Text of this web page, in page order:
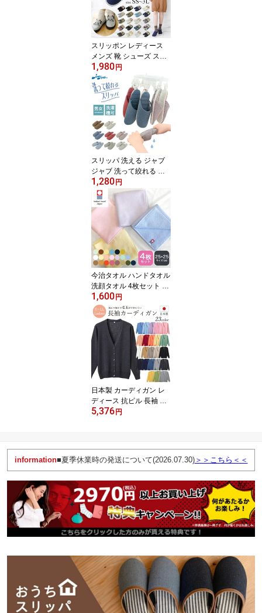
イレ スリッパ つっかけ
国産 旅館 ギフト 和 大分
産日田杉を使用した素焼
き下駄【送料無料】
スリッポン レディース
メンズ 靴 シューズ スニ
ーカー 無地 柄 猫 ネコ カ
ジュアル キャンバス ス
リッポン (ym-SPNm) SS
LL 3L 帆布 白 ねこ モチ
ーフ 小さい 大きいサイ
ズ 通勤 通学 運動靴 痛く
ない シンプル 可愛い お
しゃれ [宅配B]【送料無
料】
1,980円
スリッパ 洗える ジャブ
ジャブ 洗って絞れる 洗
濯機で洗える レディース
メンズ 来客用 ルームス
リッパ JyabJyab 部屋履
き 避難所スリッパ 防災
スリッパ 在宅勤務 お洒
落 ソフトスリッパ 洗っ
てそのまま絞って干せる
スリッパ(ok-jj0903) 【メ
ール便送料無料】
1,280円
今治タオル ハンドタオル
洗顔タオル 4枚セット フ
ェイスタオル ハンカチタ
オル 25×25cm 日本製 今
治産 極上 タオル ふわふ
わ 柔らか タオルハンカ
チ (nb-25MTm) お友達 お
客様 プレゼント ギフト
【メール便送料無料】
1,600円
日本製 カーディガン レ
ディース 抗ピル 長袖 オ
フィス 事務服 ビジネス
師 介護士 秋冬 春用 カー
く柔らかな肌触り 【送料
無料】
5,376円
information■夏季休業時の発送について(2026.07.30)＞＞こちら＜＜